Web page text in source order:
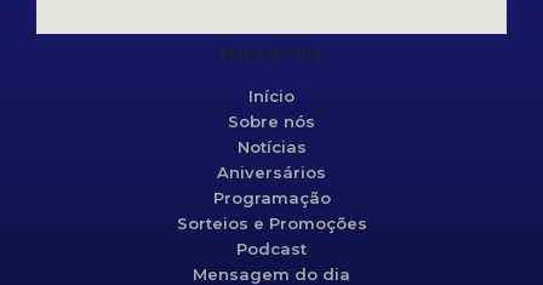
Mapa do site
Início
Sobre nós
Notícias
Aniversários
Programação
Sorteios e Promoções
Podcast
Mensagem do dia